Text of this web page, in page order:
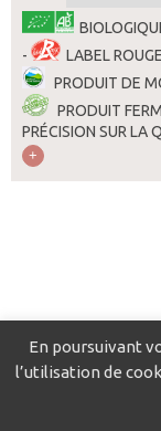
-
LABEL ROUGE
PRODUIT DE
PRODUIT
PRÉCISION SUR LA
Catalogue pour
En poursuivant
l’utilisation de